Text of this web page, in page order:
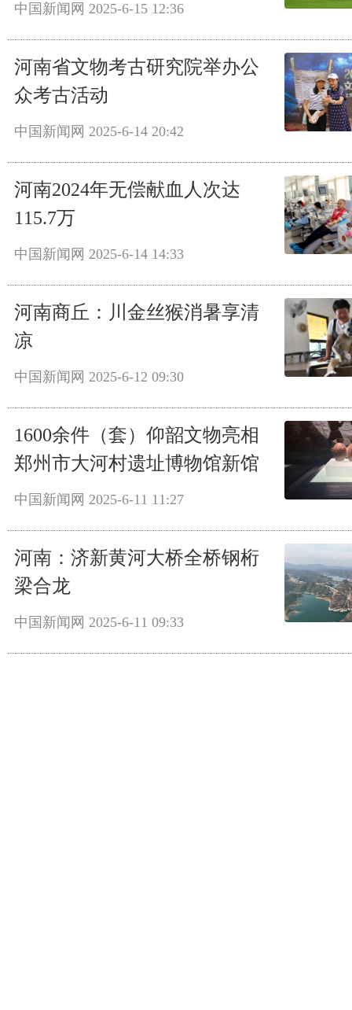
中国新闻网 2025-6-15 12:36
河南省文物考古研究院举办公
众考古活动
中国新闻网 2025-6-14 20:42
河南2024年无偿献血人次达
115.7万
中国新闻网 2025-6-14 14:33
河南商丘：川金丝猴消暑享清
凉
中国新闻网 2025-6-12 09:30
1600余件（套）仰韶文物亮相
郑州市大河村遗址博物馆新馆
中国新闻网 2025-6-11 11:27
河南：济新黄河大桥全桥钢桁
梁合龙
中国新闻网 2025-6-11 09:33